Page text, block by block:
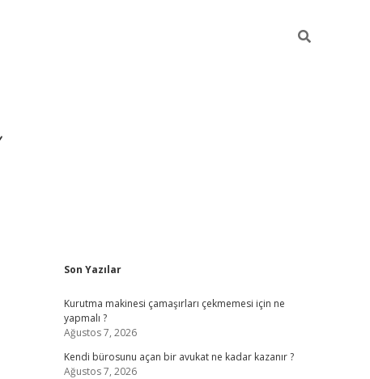
Sidebar
Son Yazılar
Kurutma makinesi çamaşırları çekmemesi için ne
yapmalı ?
Ağustos 7, 2026
Kendi bürosunu açan bir avukat ne kadar kazanır ?
Ağustos 7, 2026